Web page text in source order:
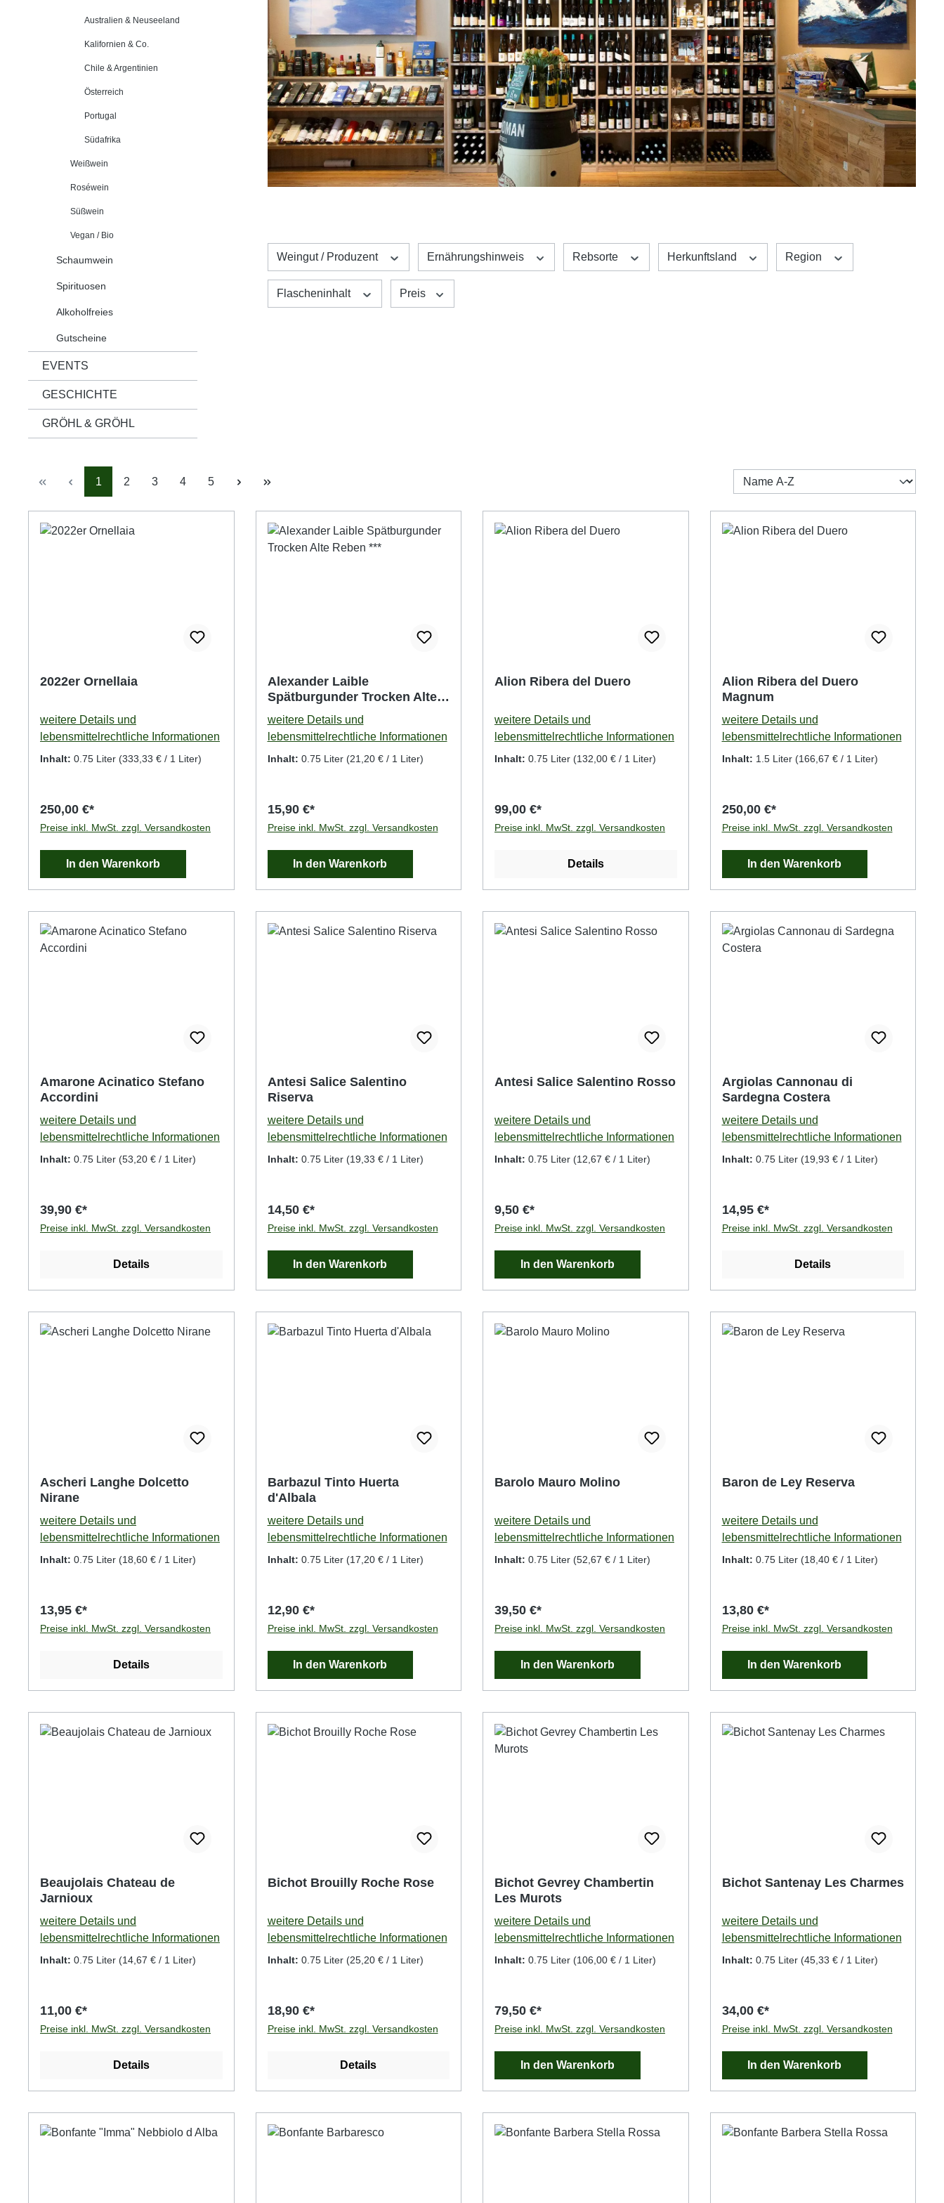
Australien & Neuseeland
Kalifornien & Co.
Chile & Argentinien
Österreich
Portugal
Südafrika
Weißwein
Roséwein
Süßwein
Vegan / Bio
Schaumwein
Spirituosen
Alkoholfreies
Gutscheine
EVENTS
GESCHICHTE
GRÖHL & GRÖHL
Weingut / Produzent Ernährungshinweis Rebsorte Herkunftsland Region
Flascheninhalt Preis
Seite
1 Seite
2 Seite
3 Seite
4 Seite
5
2022er Ornellaia
weitere Details und
lebensmittelrechtliche Informationen
Inhalt: 0.75 Liter (333,33 € / 1 Liter)
250,00 €*
Preise inkl. MwSt. zzgl. Versandkosten
In den Warenkorb
Alexander Laible
Spätburgunder Trocken Alte
Reben ***
weitere Details und
lebensmittelrechtliche Informationen
Inhalt: 0.75 Liter (21,20 € / 1 Liter)
15,90 €*
Preise inkl. MwSt. zzgl. Versandkosten
In den Warenkorb
Alion Ribera del Duero
weitere Details und
lebensmittelrechtliche Informationen
Inhalt: 0.75 Liter (132,00 € / 1 Liter)
99,00 €*
Preise inkl. MwSt. zzgl. Versandkosten
Details
Alion Ribera del Duero
Magnum
weitere Details und
lebensmittelrechtliche Informationen
Inhalt: 1.5 Liter (166,67 € / 1 Liter)
250,00 €*
Preise inkl. MwSt. zzgl. Versandkosten
In den Warenkorb
Amarone Acinatico Stefano
Accordini
weitere Details und
lebensmittelrechtliche Informationen
Inhalt: 0.75 Liter (53,20 € / 1 Liter)
39,90 €*
Preise inkl. MwSt. zzgl. Versandkosten
Details
Antesi Salice Salentino
Riserva
weitere Details und
lebensmittelrechtliche Informationen
Inhalt: 0.75 Liter (19,33 € / 1 Liter)
14,50 €*
Preise inkl. MwSt. zzgl. Versandkosten
In den Warenkorb
Antesi Salice Salentino Rosso
weitere Details und
lebensmittelrechtliche Informationen
Inhalt: 0.75 Liter (12,67 € / 1 Liter)
9,50 €*
Preise inkl. MwSt. zzgl. Versandkosten
In den Warenkorb
Argiolas Cannonau di
Sardegna Costera
weitere Details und
lebensmittelrechtliche Informationen
Inhalt: 0.75 Liter (19,93 € / 1 Liter)
14,95 €*
Preise inkl. MwSt. zzgl. Versandkosten
Details
Ascheri Langhe Dolcetto
Nirane
weitere Details und
lebensmittelrechtliche Informationen
Inhalt: 0.75 Liter (18,60 € / 1 Liter)
13,95 €*
Preise inkl. MwSt. zzgl. Versandkosten
Details
Barbazul Tinto Huerta
d'Albala
weitere Details und
lebensmittelrechtliche Informationen
Inhalt: 0.75 Liter (17,20 € / 1 Liter)
12,90 €*
Preise inkl. MwSt. zzgl. Versandkosten
In den Warenkorb
Barolo Mauro Molino
weitere Details und
lebensmittelrechtliche Informationen
Inhalt: 0.75 Liter (52,67 € / 1 Liter)
39,50 €*
Preise inkl. MwSt. zzgl. Versandkosten
In den Warenkorb
Baron de Ley Reserva
weitere Details und
lebensmittelrechtliche Informationen
Inhalt: 0.75 Liter (18,40 € / 1 Liter)
13,80 €*
Preise inkl. MwSt. zzgl. Versandkosten
In den Warenkorb
Beaujolais Chateau de
Jarnioux
weitere Details und
lebensmittelrechtliche Informationen
Inhalt: 0.75 Liter (14,67 € / 1 Liter)
11,00 €*
Preise inkl. MwSt. zzgl. Versandkosten
Details
Bichot Brouilly Roche Rose
weitere Details und
lebensmittelrechtliche Informationen
Inhalt: 0.75 Liter (25,20 € / 1 Liter)
18,90 €*
Preise inkl. MwSt. zzgl. Versandkosten
Details
Bichot Gevrey Chambertin
Les Murots
weitere Details und
lebensmittelrechtliche Informationen
Inhalt: 0.75 Liter (106,00 € / 1 Liter)
79,50 €*
Preise inkl. MwSt. zzgl. Versandkosten
In den Warenkorb
Bichot Santenay Les Charmes
weitere Details und
lebensmittelrechtliche Informationen
Inhalt: 0.75 Liter (45,33 € / 1 Liter)
34,00 €*
Preise inkl. MwSt. zzgl. Versandkosten
In den Warenkorb